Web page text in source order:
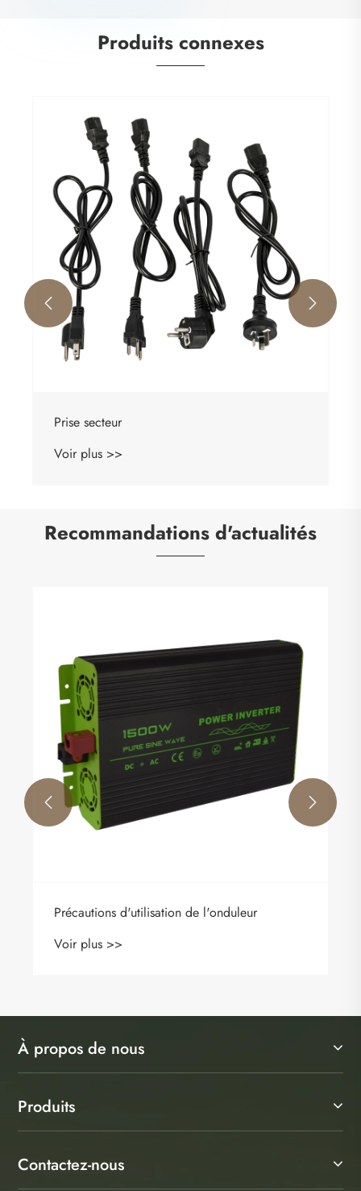
Produits connexes
Câbles CC
Voir plus >>
 
Recommandations d'actualités
Pourquoi devriez-vous envisager un
convertisseur CC vers CC pour les solutions
d'alimentation modernes
Voir plus >>
 
À propos de nous
Produits
Contactez-nous